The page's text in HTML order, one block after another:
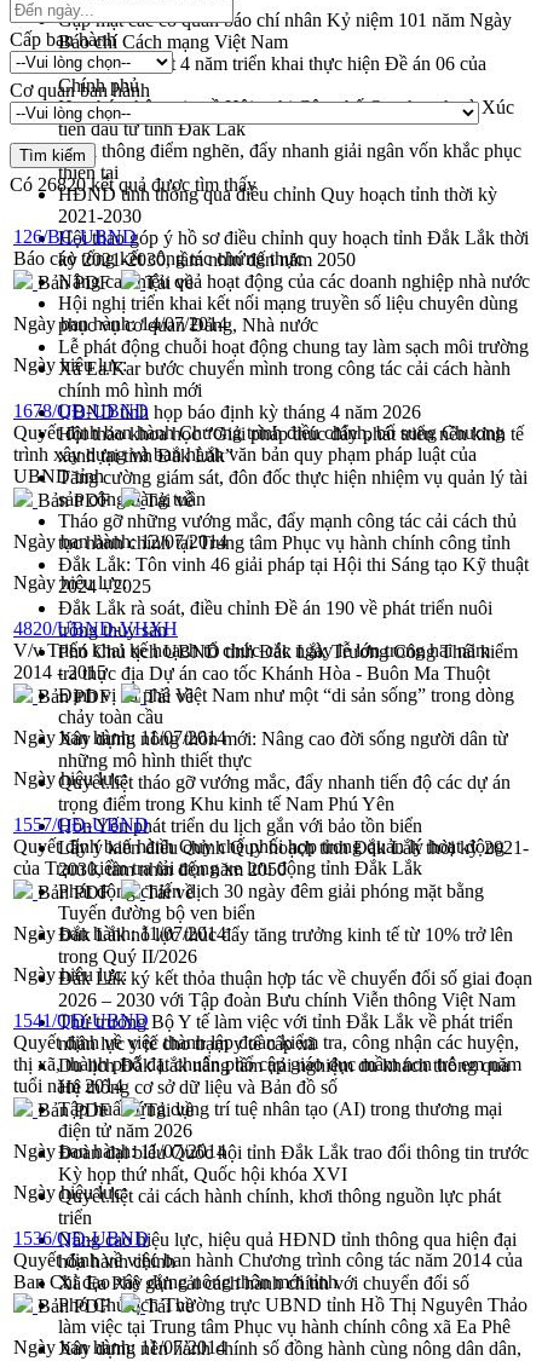
Gặp mặt các cơ quan báo chí nhân Kỷ niệm 101 năm Ngày
Báo chí Cách mạng Việt Nam
Đắk Lắk sơ kết 4 năm triển khai thực hiện Đề án 06 của
Chính phủ
Họp báo thông tin về Hội nghị Công bố Quy hoạch và Xúc
tiến đầu tư tỉnh Đắk Lắk
Khơi thông điểm nghẽn, đẩy nhanh giải ngân vốn khắc phục
thiên tai
HĐND tỉnh thông qua điều chỉnh Quy hoạch tỉnh thời kỳ
2021-2030
Hội thảo góp ý hồ sơ điều chỉnh quy hoạch tỉnh Đắk Lắk thời
kỳ 2021-2030, tầm nhìn đến năm 2050
Nâng cao hiệu quả hoạt động của các doanh nghiệp nhà nước
Hội nghị triển khai kết nối mạng truyền số liệu chuyên dùng
phục vụ cơ quan Đảng, Nhà nước
Lễ phát động chuỗi hoạt động chung tay làm sạch môi trường
Xã Ea Kar bước chuyển mình trong công tác cải cách hành
chính mô hình mới
UBND tỉnh họp báo định kỳ tháng 4 năm 2026
Hội thảo khoa học “Giải pháp thúc đẩy phát triển nền kinh tế
xanh tại tỉnh Đắk Lắk”
Tăng cường giám sát, đôn đốc thực hiện nhiệm vụ quản lý tài
sản công hàng tuần
Tháo gỡ những vướng mắc, đẩy mạnh công tác cải cách thủ
tục hành chính tại Trung tâm Phục vụ hành chính công tỉnh
Đắk Lắk: Tôn vinh 46 giải pháp tại Hội thi Sáng tạo Kỹ thuật
2024 - 2025
Đắk Lắk rà soát, điều chỉnh Đề án 190 về phát triển nuôi
trồng thủy sản
Phó Chủ tịch UBND tỉnh Đắk Lắk Trương Công Thái kiểm
tra thực địa Dự án cao tốc Khánh Hòa - Buôn Ma Thuột
Định vị cà phê Việt Nam như một “di sản sống” trong dòng
chảy toàn cầu
Xây dựng nông thôn mới: Nâng cao đời sống người dân từ
những mô hình thiết thực
Quyết liệt tháo gỡ vướng mắc, đẩy nhanh tiến độ các dự án
trọng điểm trong Khu kinh tế Nam Phú Yên
Hòn Yến phát triển du lịch gắn với bảo tồn biển
Lấy ý kiến điều chỉnh Quy hoạch tỉnh Đắk Lắk thời kỳ 2021-
2030, tầm nhìn đến năm 2050
Phát động chiến dịch 30 ngày đêm giải phóng mặt bằng
Tuyến đường bộ ven biển
Đắk Lắk nỗ lực thúc đẩy tăng trưởng kinh tế từ 10% trở lên
trong Quý II/2026
Đắk Lắk ký kết thỏa thuận hợp tác về chuyển đổi số giai đoạn
2026 – 2030 với Tập đoàn Bưu chính Viễn thông Việt Nam
Thứ trưởng Bộ Y tế làm việc với tỉnh Đắk Lắk về phát triển
nhân lực y tế cho trạm y tế cấp xã
Du lịch Đắk Lắk nâng tầm trải nghiệm du khách thông qua
Hệ thống cơ sở dữ liệu và Bản đồ số
Tập huấn ứng dụng trí tuệ nhân tạo (AI) trong thương mại
điện tử năm 2026
Đoàn đại biểu Quốc hội tỉnh Đắk Lắk trao đổi thông tin trước
Kỳ họp thứ nhất, Quốc hội khóa XVI
Quyết liệt cải cách hành chính, khơi thông nguồn lực phát
triển
Nâng cao hiệu lực, hiệu quả HĐND tỉnh thông qua hiện đại
hóa hành chính
Xã Ea Phê gắn cải cách hành chính với chuyển đổi số
Phó Chủ tịch Thường trực UBND tỉnh Hồ Thị Nguyên Thảo
làm việc tại Trung tâm Phục vụ hành chính công xã Ea Phê
Xây dựng nền hành chính số đồng hành cùng nông dân dân,
Cấp ban hành
Cơ quan ban hành
Có 26820kết quả được tìm thấy
126/BC-UBND
Báo cáo tổng kết công tác chứng thực
Bản PDF
Tải về
Ngày ban hành:14/07/2014
Ngày hiệu lực:
1678/QĐ-UBND
Quyết định ban hành Chương trình điều chỉnh, bổ sung Chương
trình xây dựng và ban hành văn bản quy phạm pháp luật của
UBND tỉnh
Bản PDF
Tải về
Ngày ban hành:12/07/2014
Ngày hiệu lực:
4820/UBND-VHXH
V/v Triển khai kế hoạch tổ chức các ngày lễ lớn trong hai năm
2014 - 2015
Bản PDF
Tải về
Ngày ban hành: 11/07/2014
Ngày hiệu lực:
1557/QĐ-UBND
Quyết định ban hành Quy chế phối hợp trong quản lý hoạt động
của Trạm kiểm tra tải trọng xe lưu động tỉnh Đắk Lắk
Bản PDF
Tải về
Ngày ban hành:11/07/2014
Ngày hiệu lực:
1541/QĐ-UBND
Quyết định về việc thành lập đoàn kiểm tra, công nhận các huyện,
thị xã, thành phố đạt chuẩn phổ cập giáo dục mầm non trẻ em năm
tuổi năm 2014
Bản PDF
Tải về
Ngày ban hành:11/07/2014
Ngày hiệu lực:
1536/QĐ-UBND
Quyết định về việc ban hành Chương trình công tác năm 2014 của
Ban Chỉ đạo xây dựng nông thôn mới tỉnh
Bản PDF
Tải về
Ngày ban hành: 11/07/2014